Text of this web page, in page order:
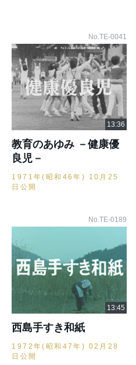
No.TE-0041
教育のあゆみ －健康優
良児－
1971年(昭和46年) 10月25
日公開
No.TE-0189
西島手すき和紙
1972年(昭和47年) 02月28
日公開